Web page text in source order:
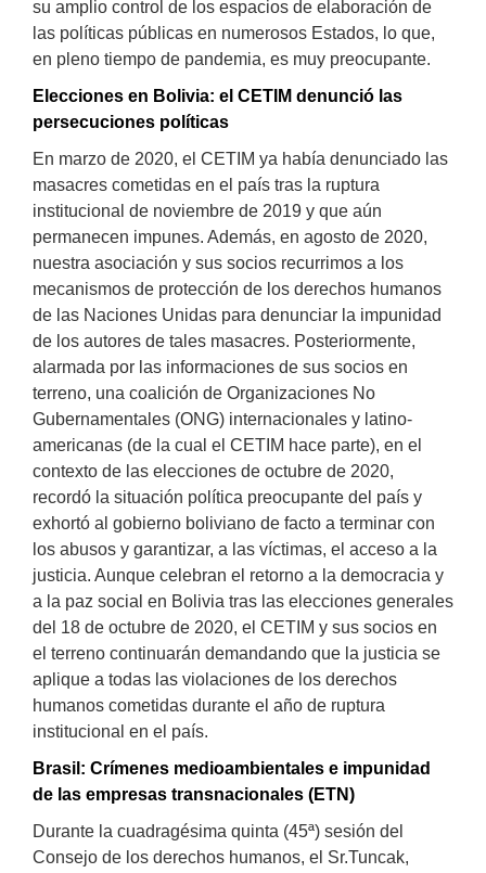
su amplio control de los espacios de elaboración de
las políticas públicas en numerosos Estados, lo que,
en pleno tiempo de pandemia, es muy preocupante.
Elecciones en Bolivia: el CETIM denunció las
persecuciones políticas
En marzo de 2020, el CETIM ya había denunciado las
masacres cometidas en el país tras la ruptura
institucional de noviembre de 2019 y que aún
permanecen impunes. Además, en agosto de 2020,
nuestra asociación y sus socios recurrimos a los
mecanismos de protección de los derechos humanos
de las Naciones Unidas para denunciar la impunidad
de los autores de tales masacres. Posteriormente,
alarmada por las informaciones de sus socios en
terreno, una coalición de Organizaciones No
Gubernamentales (ONG) internacionales y latino-
americanas (de la cual el CETIM hace parte), en el
contexto de las elecciones de octubre de 2020,
recordó la situación política preocupante del país y
exhortó al gobierno boliviano de facto a terminar con
los abusos y garantizar, a las víctimas, el acceso a la
justicia. Aunque celebran el retorno a la democracia y
a la paz social en Bolivia tras las elecciones generales
del 18 de octubre de 2020, el CETIM y sus socios en
el terreno continuarán demandando que la justicia se
aplique a todas las violaciones de los derechos
humanos cometidas durante el año de ruptura
institucional en el país.
Brasil: Crímenes medioambientales e impunidad
de las empresas transnacionales (ETN)
Durante la cuadragésima quinta (45ª) sesión del
Consejo de los derechos humanos, el Sr.Tuncak,